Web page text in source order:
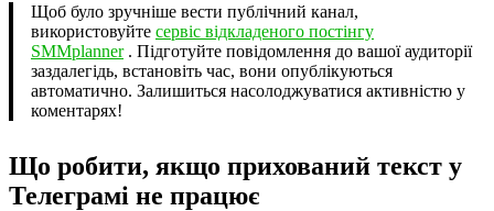
Щоб було зручніше вести публічний канал,
використовуйте сервіс відкладеного постінгу
SMMplanner. Підготуйте повідомлення до вашої аудиторії
заздалегідь, встановіть час, вони опублікуються
автоматично. Залишиться насолоджуватися активністю у
коментарях!
Що робити, якщо прихований текст у
Телеграмі не працює